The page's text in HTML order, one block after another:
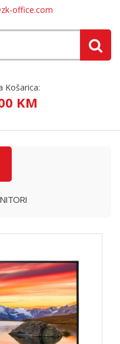
zk-office.com
Košarica:
KM